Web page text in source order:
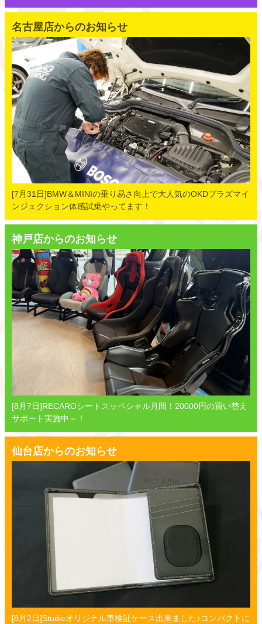
名古屋店からのお知らせ
[7月31日]BMW＆MINIの乗り易さ向上で大人気のOKDプラズマイ
ンジェクション体感試乗やってます！
神戸店からのお知らせ
[8月7日]RECAROシートスッペシャル月間！20000円の買い替え
サポート実施中～！
仙台店からのお知らせ
[8月2日]Studieオリジナル車検証ケース出来ました♪コンパクトに